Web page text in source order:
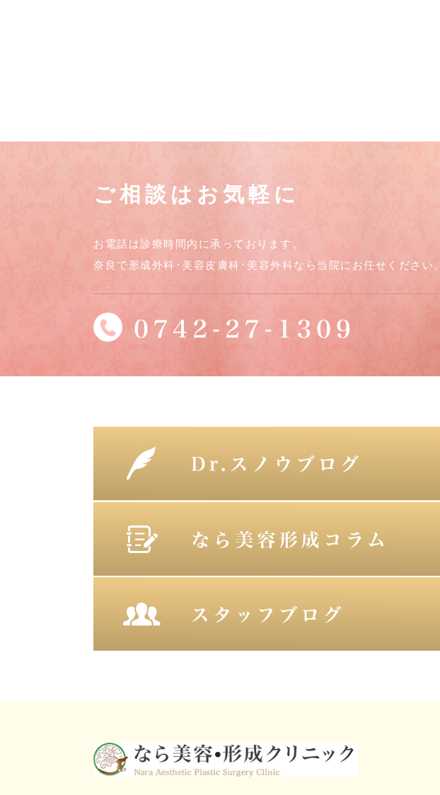
ご相談はお気軽に
お電話は診療時間内に承っております。
奈良で形成外科･美容皮膚科･美容外科なら当院にお任せください。